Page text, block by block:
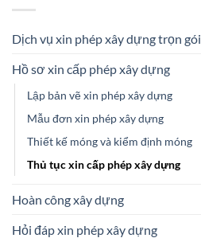
Dịch vụ xin phép xây dựng trọn gói
Hồ sơ xin cấp phép xây dựng
Lập bản vẽ xin phép xây dựng
Mẫu đơn xin phép xây dựng
Thiết kế móng và kiểm định móng
Thủ tục xin cấp phép xây dựng
Hoàn công xây dựng
Hỏi đáp xin phép xây dựng